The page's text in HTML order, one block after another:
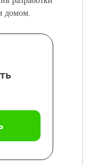
домом.